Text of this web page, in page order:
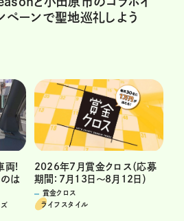
ペーンで聖地巡礼しよう
両!
は
2026年7月賞金クロス（応募
期間：7月13日～8月12日）
賞金クロス
ライフスタイル